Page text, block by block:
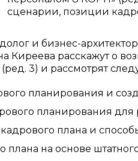
сценарии, позиции
и бизнес-
Киреева расскажут о
3) и рассмотрят
планирования и
планирования
плана и
на основе